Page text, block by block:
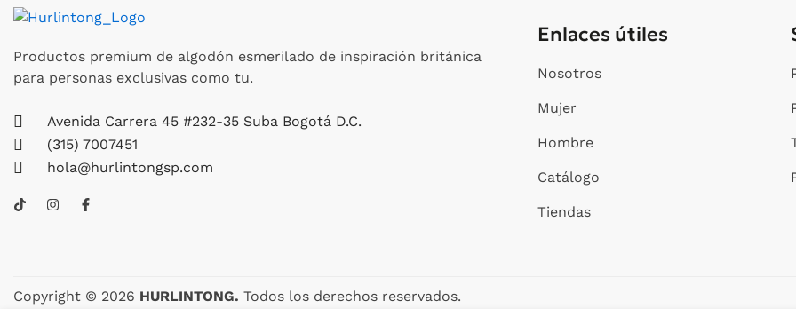
Productos premium de algodón esmerilado de inspiración británica
para personas exclusivas como tu.
Avenida Carrera 45 #232-35 Suba Bogotá D.C.
(315) 7007451
hola@hurlintongsp.com
T
i
I
n
a
F
a
k
Enlaces útiles
Nosotros
Mujer
Hombre
Catálogo
Tiendas
Copyright © 2026 HURLINTONG. Todos los derechos reservados.